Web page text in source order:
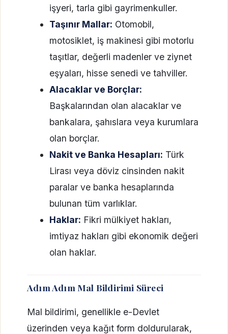
işyeri, tarla gibi gayrimenkuller.
Taşınır Mallar: Otomobil,
motosiklet, iş makinesi gibi motorlu
taşıtlar, değerli madenler ve ziynet
eşyaları, hisse senedi ve tahviller.
Alacaklar ve Borçlar:
Başkalarından olan alacaklar ve
bankalara, şahıslara veya kurumlara
olan borçlar.
Nakit ve Banka Hesapları: Türk
Lirası veya döviz cinsinden nakit
paralar ve banka hesaplarında
bulunan tüm varlıklar.
Haklar: Fikri mülkiyet hakları,
imtiyaz hakları gibi ekonomik değeri
olan haklar.
Adım Adım Mal Bildirimi Süreci
Mal bildirimi, genellikle e-Devlet
üzerinden veya kağıt form doldurularak,